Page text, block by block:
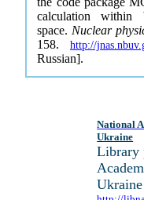
calculation within
space. Nuclear
158. http://
Russian].
National
Ukraine
Library